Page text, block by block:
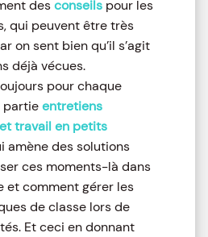
desconseilspour les
qui peuvent être très
on sent bien qu’il s’agit
déjà vécues.
pour chaque
partieentretiens
travail en petits
amène des solutions
ces moments-là dans
et comment gérer les
de classe lors de
Et ceci en donnant